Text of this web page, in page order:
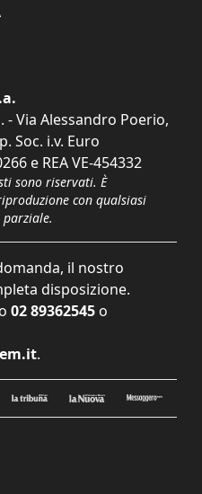
- Via Alessandro Poerio,
Soc. i.v. Euro
e REA VE-454332
sono riservati. È
con qualsiasi
il nostro
disposizione.
02 89362545 o
.